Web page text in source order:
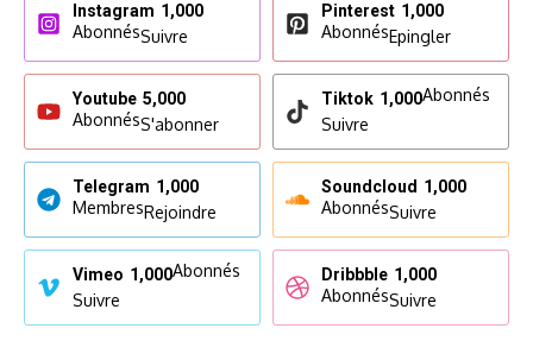
Instagram 1,000
AbonnésSuivre
Pinterest 1,000
AbonnésEpingler
Youtube 5,000
AbonnésS'abonner
Tiktok 1,000Abonnés
Suivre
Telegram 1,000
MembresRejoindre
Soundcloud 1,000
AbonnésSuivre
Vimeo 1,000Abonnés
Suivre
Dribbble 1,000
AbonnésSuivre